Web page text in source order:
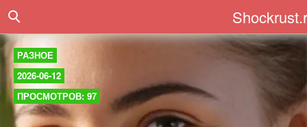
РАЗНОЕ
2026-06-12
ПРОСМОТРОВ: 97